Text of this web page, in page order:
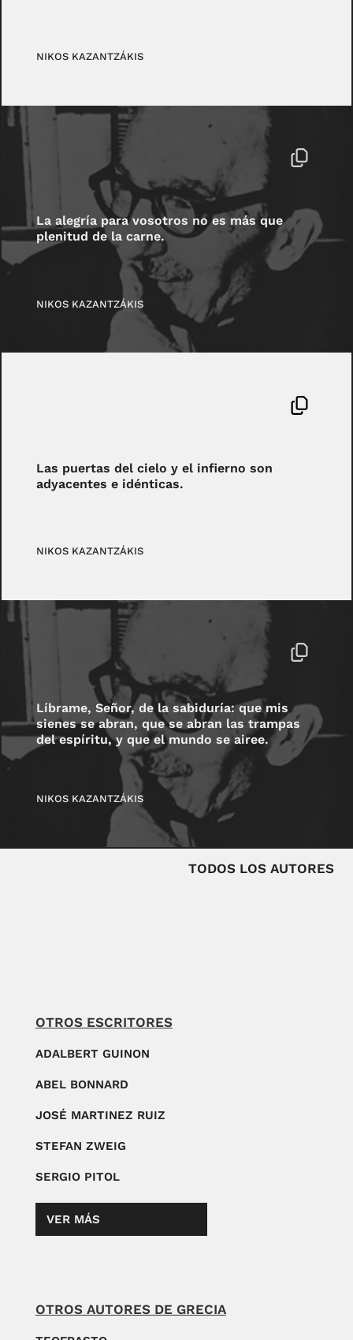
NIKOS KAZANTZÁKIS
La alegría para vosotros no es más que
plenitud de la carne.
NIKOS KAZANTZÁKIS
Las puertas del cielo y el infierno son
adyacentes e idénticas.
NIKOS KAZANTZÁKIS
Líbrame, Señor, de la sabiduría: que mis
sienes se abran, que se abran las trampas
del espíritu, y que el mundo se airee.
NIKOS KAZANTZÁKIS
TODOS LOS AUTORES
OTROS ESCRITORES
ADALBERT GUINON
ABEL BONNARD
JOSÉ MARTINEZ RUIZ
STEFAN ZWEIG
SERGIO PITOL
VER MÁS
OTROS AUTORES DE GRECIA